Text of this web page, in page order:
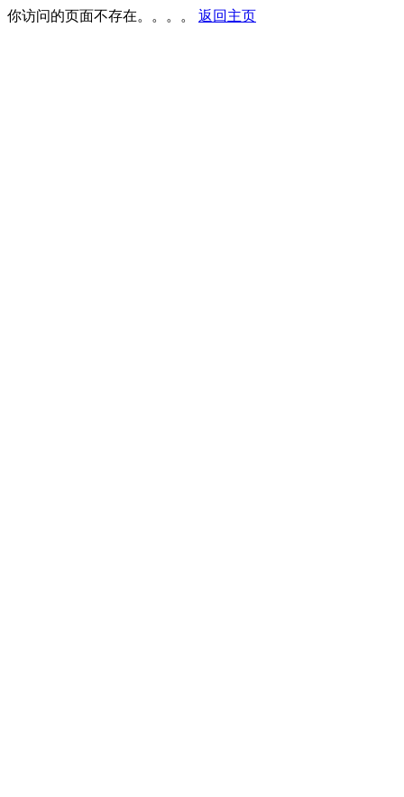
你访问的页面不存在。。。。 返回主页